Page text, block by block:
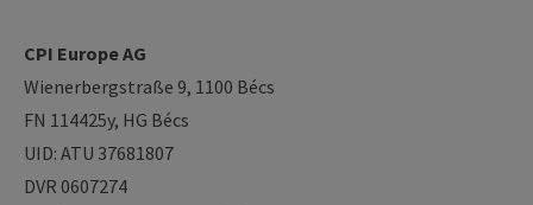
CPI Europe AG
Wienerbergstraße 9, 1100 Bécs
FN 114425y, HG Bécs
UID: ATU 37681807
DVR 0607274